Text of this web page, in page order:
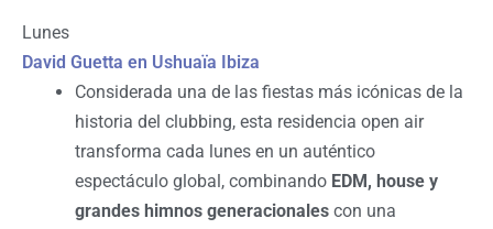
Lunes
David Guetta en Ushuaïa Ibiza
Considerada una de las fiestas más icónicas de la
historia del clubbing, esta residencia open air
transforma cada lunes en un auténtico
espectáculo global, combinando EDM, house y
grandes himnos generacionales con una